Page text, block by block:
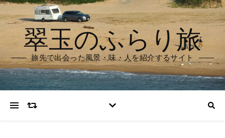
翠玉のふらり旅
旅先で出会った風景・味・人を紹介するサイト